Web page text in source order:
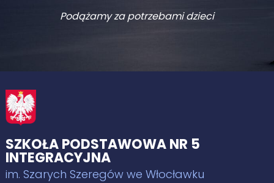
Podążamy za potrzebami dzieci
SZKOŁA PODSTAWOWA NR 5
INTEGRACYJNA
im. Szarych Szeregów we Włocławku